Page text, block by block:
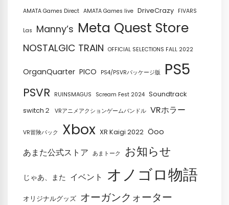
AMATA Games Direct AMATA Games live DriveCrazy FIVARS
Las Manny’s Meta Quest Store
NOSTALGIC TRAIN OFFICIAL SELECTIONS FALL 2022
OrganQuarter PICO PS4/PSVRパッケージ版 PS5
PSVR RUINSMAGUS Scream Fest 2024 Soundtrack
switch２
VRアニメアクションゲームバンドル VRホラー
VR冒険パック Xbox XR Kaigi 2022 Öoo
あまた公式ストア あまトーク お知らせ
じゃあ、また イベント オノゴロ物語
オリジナルグッズ オーガンクォーター